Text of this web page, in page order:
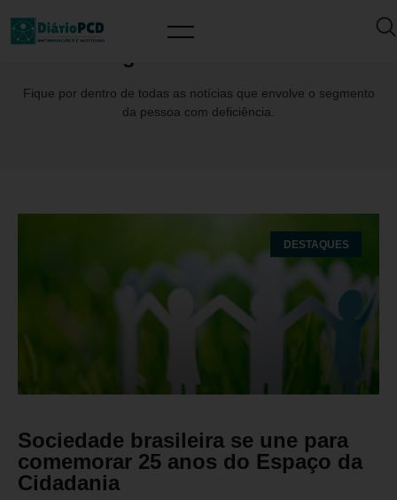
Fique por dentro de todas as notícias que envolve o segmento
da pessoa com deficiência.
DESTAQUES
Sociedade brasileira se une para
comemorar 25 anos do Espaço da
Cidadania